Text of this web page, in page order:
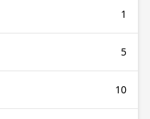
1
5
10